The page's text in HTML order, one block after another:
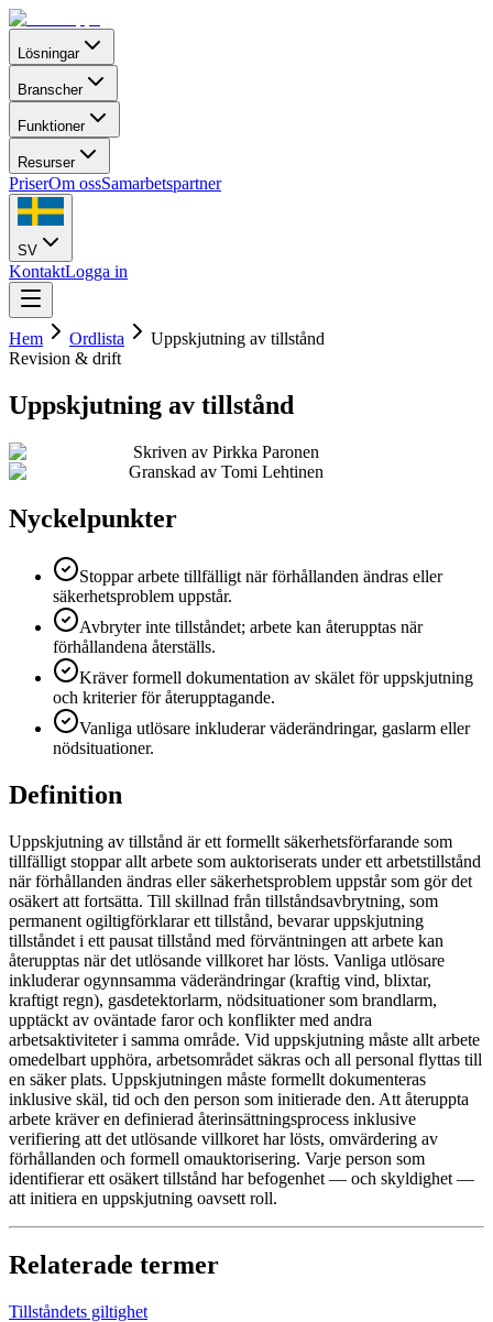
Lösningar
Branscher
Funktioner
Resurser
PriserOm ossSamarbetspartner
SV
KontaktLogga in
Hem Ordlista
Uppskjutning av tillstånd
Revision & drift
Uppskjutning av tillstånd
Skriven av Pirkka Paronen
Granskad av Tomi Lehtinen
Nyckelpunkter
Stoppar arbete tillfälligt när förhållanden ändras eller
säkerhetsproblem uppstår.
Avbryter inte tillståndet; arbete kan återupptas när
förhållandena återställs.
Kräver formell dokumentation av skälet för uppskjutning
och kriterier för återupptagande.
Vanliga utlösare inkluderar väderändringar, gaslarm eller
nödsituationer.
Definition
Uppskjutning av tillstånd är ett formellt säkerhetsförfarande som
tillfälligt stoppar allt arbete som auktoriserats under ett arbetstillstånd
när förhållanden ändras eller säkerhetsproblem uppstår som gör det
osäkert att fortsätta. Till skillnad från tillståndsavbrytning, som
permanent ogiltigförklarar ett tillstånd, bevarar uppskjutning
tillståndet i ett pausat tillstånd med förväntningen att arbete kan
återupptas när det utlösande villkoret har lösts. Vanliga utlösare
inkluderar ogynnsamma väderändringar (kraftig vind, blixtar,
kraftigt regn), gasdetektorlarm, nödsituationer som brandlarm,
upptäckt av oväntade faror och konflikter med andra
arbetsaktiviteter i samma område. Vid uppskjutning måste allt arbete
omedelbart upphöra, arbetsområdet säkras och all personal flyttas till
en säker plats. Uppskjutningen måste formellt dokumenteras
inklusive skäl, tid och den person som initierade den. Att återuppta
arbete kräver en definierad återinsättningsprocess inklusive
verifiering att det utlösande villkoret har lösts, omvärdering av
förhållanden och formell omauktorisering. Varje person som
identifierar ett osäkert tillstånd har befogenhet — och skyldighet —
att initiera en uppskjutning oavsett roll.
Relaterade termer
Tillståndets giltighet